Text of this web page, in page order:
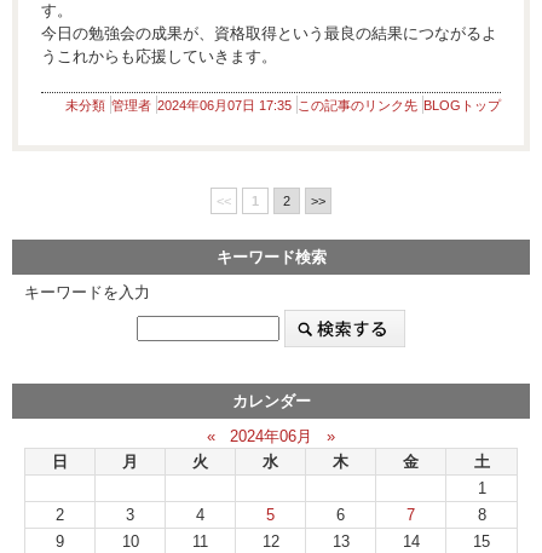
す。
今日の勉強会の成果が、資格取得という最良の結果につながるよ
うこれからも応援していきます。
未分類 管理者 2024年06月07日 17:35 この記事のリンク先 BLOGトップ
<< 1 2 >>
キーワード検索
キーワードを入力
カレンダー
«
2024年06月
»
日
月 火 水 木 金
土
1
2
3 4 5 6 7
8
9
10 11 12 13 14
15